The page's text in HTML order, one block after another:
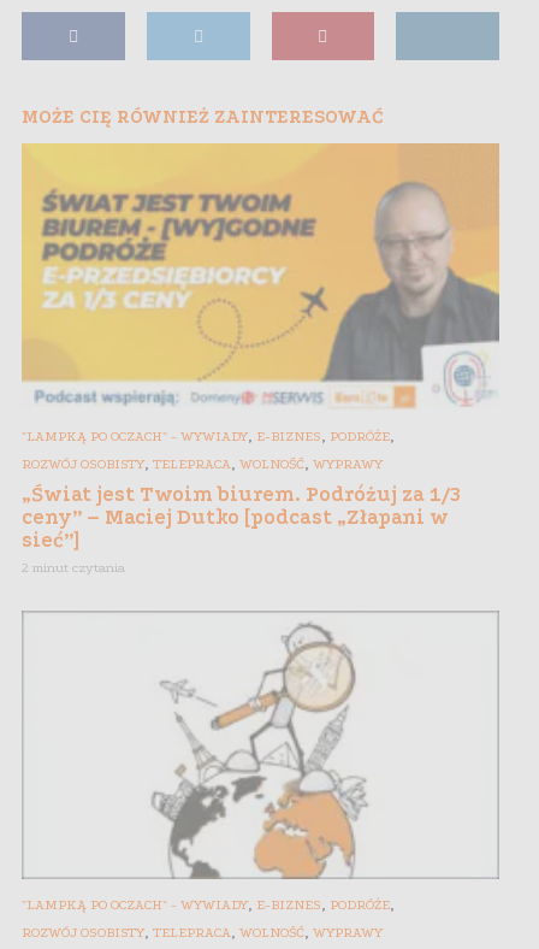
MOŻE CIĘ RÓWNIEŻ ZAINTERESOWAĆ
"LAMPKĄ PO OCZACH" - WYWIADY, E-BIZNES, PODRÓŻE,
ROZWÓJ OSOBISTY, TELEPRACA, WOLNOŚĆ, WYPRAWY
„Świat jest Twoim biurem. Podróżuj za 1/3
ceny” – Maciej Dutko [podcast „Złapani w
sieć”]
2 minut czytania
"LAMPKĄ PO OCZACH" - WYWIADY, E-BIZNES PODRÓŻE
ROZWÓJ OSOBISTY, TELEPRACA WOLNOŚĆ WYPRAWY